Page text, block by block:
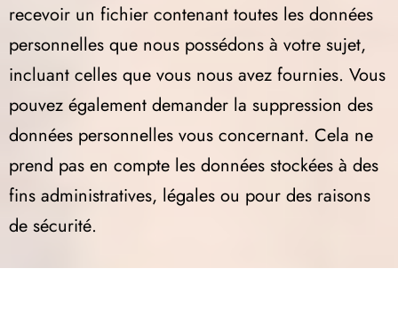
recevoir un fichier contenant toutes les données
personnelles que nous possédons à votre sujet,
incluant celles que vous nous avez fournies. Vous
pouvez également demander la suppression des
données personnelles vous concernant. Cela ne
prend pas en compte les données stockées à des
fins administratives, légales ou pour des raisons
de sécurité.